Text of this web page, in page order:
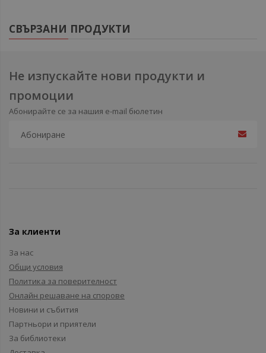
СВЪРЗАНИ ПРОДУКТИ
Не изпускайте нови продукти и
промоции
Абонирайте се за нашия e-mail бюлетин
За клиенти
За нас
Общи условия
Политика за поверителност
Онлайн решаване на спорове
Новини и събития
Партньори и приятели
За библиотеки